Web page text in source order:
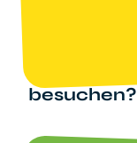
besuchen?